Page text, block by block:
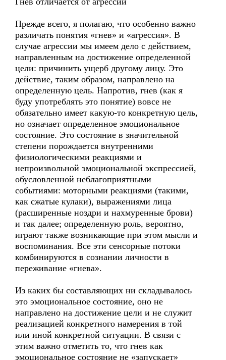
Прежде всего, я полагаю, что особенно важно
различать понятия «гнев» и «агрессия». В
случае агрессии мы имеем дело с действием,
направленным на достижение определенной
цели: причинить ущерб другому лицу. Это
действие, таким образом, направлено на
определенную цель. Напротив, гнев (как я
буду употреблять это понятие) вовсе не
обязательно имеет какую-то конкретную цель,
но означает определенное эмоциональное
состояние. Это состояние в значительной
степени порождается внутренними
физиологическими реакциями и
непроизвольной эмоциональной экспрессией,
обусловленной неблагоприятными
событиями: моторными реакциями (такими,
как сжатые кулаки), выражениями лица
(расширенные ноздри и нахмуренные брови)
и так далее; определенную роль, вероятно,
играют также возникающие при этом мысли и
воспоминания. Все эти сенсорные потоки
комбинируются в сознании личности в
переживание «гнева».
Из каких бы составляющих ни складывалось
это эмоциональное состояние, оно не
направлено на достижение цели и не служит
реализацией конкретного намерения в той
или иной конкретной ситуации. В связи с
этим важно отметить то, что гнев как
эмоциональное состояние не «запускает»